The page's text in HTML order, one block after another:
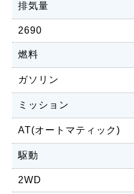
排気量
2690
燃料
ガソリン
ミッション
AT(オートマティック)
駆動
2WD